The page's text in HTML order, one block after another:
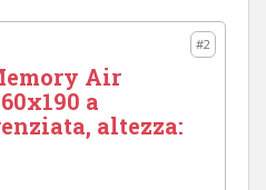
#2
Air
a
altezza: